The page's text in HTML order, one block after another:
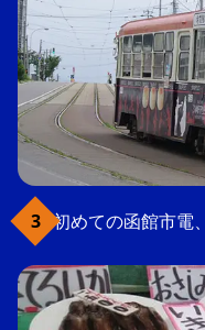
初めての函館市電